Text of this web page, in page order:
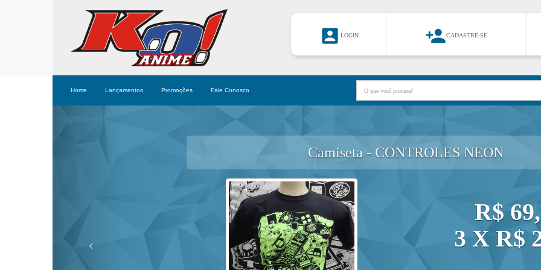
 LOGIN CADASTRE-SE
Home Lançamentos Promoções Fale Conosco
Camiseta - CONTROLES NEON
R$
3 X R$